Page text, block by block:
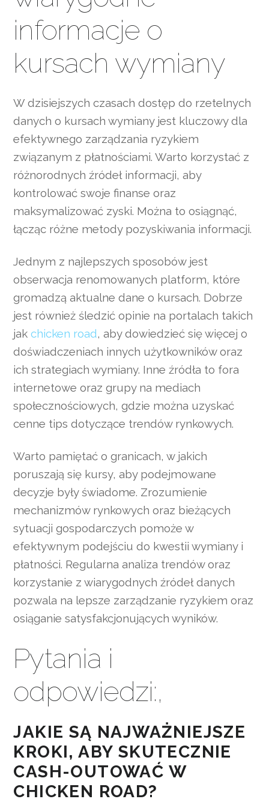
informacje o
kursach wymiany
W dzisiejszych czasach dostęp do rzetelnych
danych o kursach wymiany jest kluczowy dla
efektywnego zarządzania ryzykiem
związanym z płatnościami. Warto korzystać z
różnorodnych źródeł informacji, aby
kontrolować swoje finanse oraz
maksymalizować zyski. Można to osiągnąć,
łącząc różne metody pozyskiwania informacji.
Jednym z najlepszych sposobów jest
obserwacja renomowanych platform, które
gromadzą aktualne dane o kursach. Dobrze
jest również śledzić opinie na portalach takich
jakchicken road, aby dowiedzieć się więcej o
doświadczeniach innych użytkowników oraz
ich strategiach wymiany. Inne źródła to fora
internetowe oraz grupy na mediach
społecznościowych, gdzie można uzyskać
cenne tips dotyczące trendów rynkowych.
Warto pamiętać o granicach, w jakich
poruszają się kursy, aby podejmowane
decyzje były świadome. Zrozumienie
mechanizmów rynkowych oraz bieżących
sytuacji gospodarczych pomoże w
efektywnym podejściu do kwestii wymiany i
płatności. Regularna analiza trendów oraz
korzystanie z wiarygodnych źródeł danych
pozwala na lepsze zarządzanie ryzykiem oraz
osiąganie satysfakcjonujących wyników.
Pytania i
odpowiedzi:,
JAKIE SĄ NAJWAŻNIEJSZE
KROKI, ABY SKUTECZNIE
CASH-OUTOWAĆ W
CHICKEN ROAD?